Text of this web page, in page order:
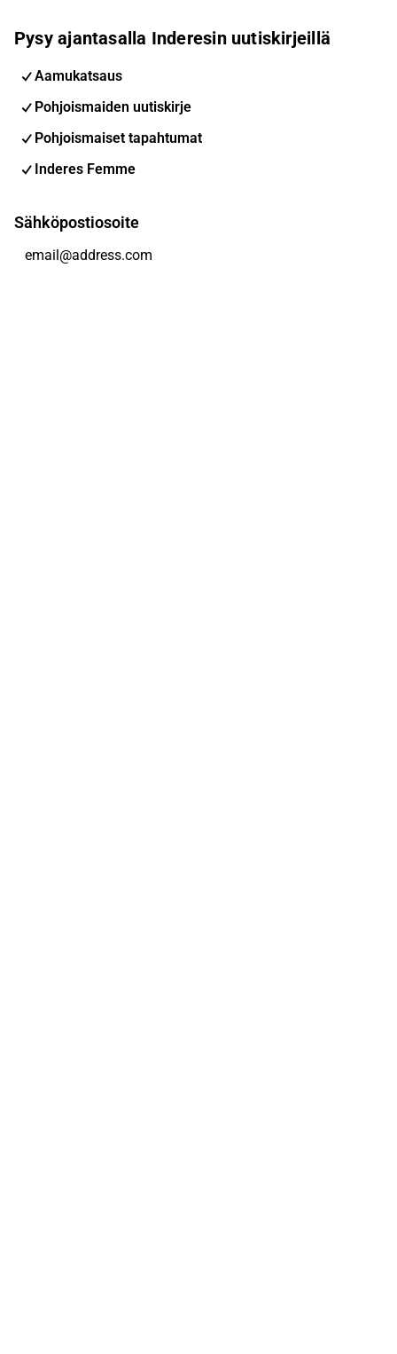
Pysy ajantasalla Inderesin uutiskirjeillä
Aamukatsaus
Pohjoismaiden uutiskirje
Pohjoismaiset tapahtumat
Inderes Femme
Sähköpostiosoite